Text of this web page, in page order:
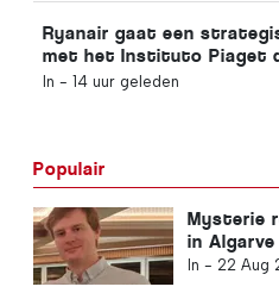
Ryanair gaat een
met het Instituto Piaget
opleidingen in de
In - 14 uur geleden
Populair
Mysterie
in Algarve
In - 22 Aug